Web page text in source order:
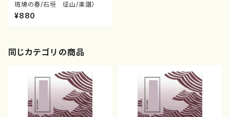
斑鳩の春/石垣 征山/楽譜）
¥880
同じカテゴリの商品